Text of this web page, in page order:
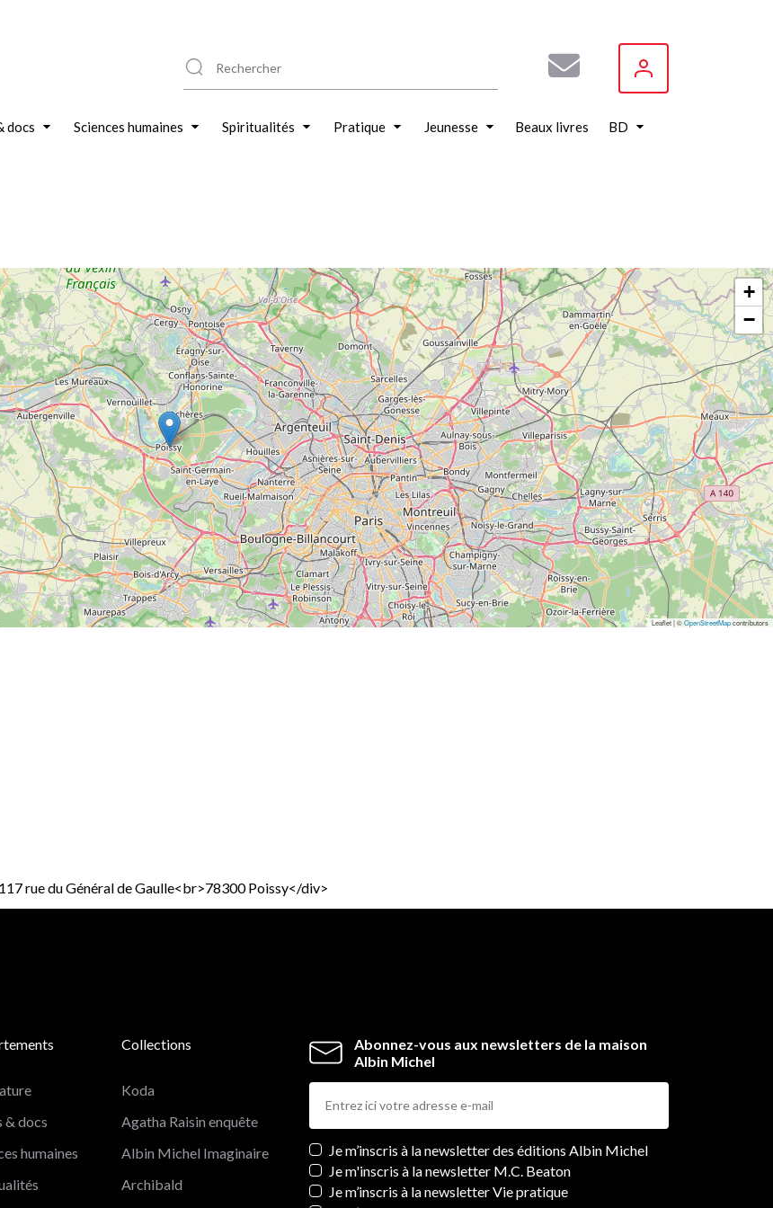
docs Sciences humaines Spiritualités Pratique Jeunesse Beaux livres BD
+
−
Leaflet | ©OpenStreetMapcontributors
rue du Général de Gaulle<br>78300 Poissy</div>
Abonnez-vous aux newsletters de la maison
Albin Michel
Newsletters
Je m’inscris à la newsletter des éditions Albin Michel
Je m'inscris à la newsletter M.C. Beaton
Je m’inscris à la newsletter Vie pratique
& docs
humaines
Collections
Koda
Agatha Raisin enquête
Albin Michel Imaginaire
Archibald